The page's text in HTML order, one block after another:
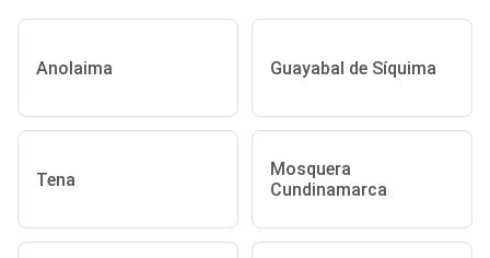
Anolaima Guayabal de Síquima
Tena
Mosquera
Cundinamarca